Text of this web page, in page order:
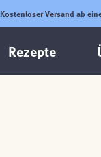
Kostenloser Versand ab
Rezepte